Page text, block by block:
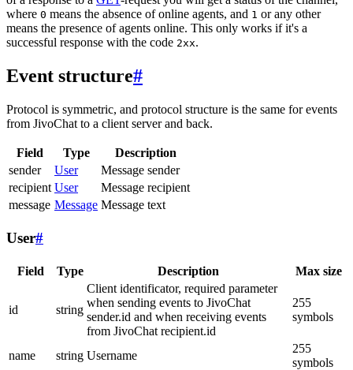
where 0 means the absence of online agents, and 1 or any other
means the presence of agents online. This only works if it's a
successful response with the code 2xx.
Event structure#
Protocol is symmetric, and protocol structure is the same for events
from JivoChat to a client server and back.
Field Type
Description
sender
User
Message sender
recipient User
Message recipient
message Message Message text
User#
Field Type Description Max size
id string
Client identificator, required parameter
when sending events to JivoChat
sender.id and when receiving events
from JivoChat recipient.id
255
symbols
name string Username
255
symbols